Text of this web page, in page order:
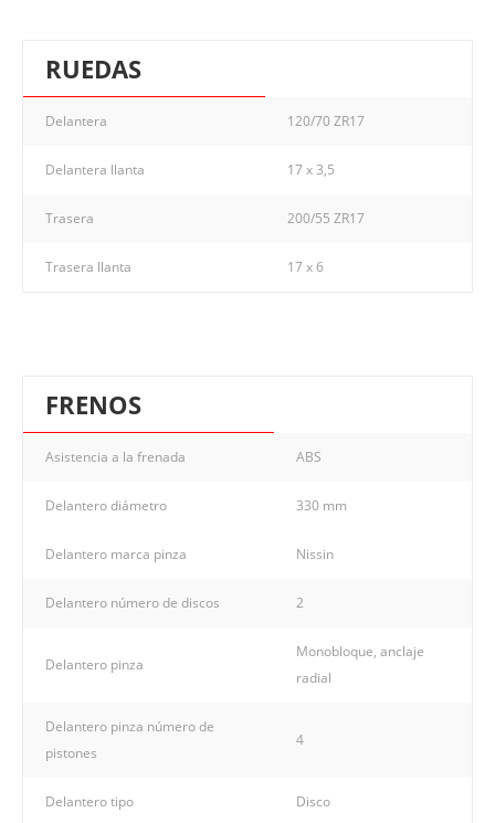
RUEDAS
Delantera 120/70 ZR17
Delantera llanta 17 x 3,5
Trasera 200/55 ZR17
Trasera llanta 17 x 6
FRENOS
Asistencia a la frenada ABS
Delantero diámetro 330 mm
Delantero marca pinza Nissin
Delantero número de discos 2
Delantero pinza
Monobloque, anclaje
radial
Delantero pinza número de
pistones
4
Delantero tipo Disco